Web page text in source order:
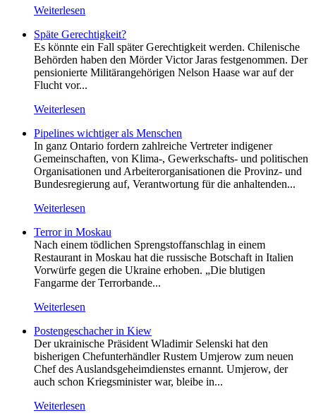
Weiterlesen
Späte Gerechtigkeit?
Es könnte ein Fall später Gerechtigkeit werden. Chilenische
Behörden haben den Mörder Victor Jaras festgenommen. Der
pensionierte Militärangehörigen Nelson Haase war auf der
Flucht vor...
Weiterlesen
Pipelines wichtiger als Menschen
In ganz Ontario fordern zahlreiche Vertreter indigener
Gemeinschaften, von Klima-, Gewerkschafts- und politischen
Organisationen und Arbeiterorganisationen die Provinz- und
Bundesregierung auf, Verantwortung für die anhaltenden...
Weiterlesen
Terror in Moskau
Nach einem tödlichen Sprengstoffanschlag in einem
Restaurant in Moskau hat die russische Botschaft in Italien
Vorwürfe gegen die Ukraine erhoben. „Die blutigen
Fangarme der Terrorbande...
Weiterlesen
Postengeschacher in Kiew
Der ukrainische Präsident Wladimir Selenski hat den
bisherigen Chefunterhändler Rustem Umjerow zum neuen
Chef des Auslandsgeheimdienstes ernannt. Umjerow, der
auch schon Kriegsminister war, bleibe in...
Weiterlesen